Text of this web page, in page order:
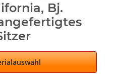
Bj.